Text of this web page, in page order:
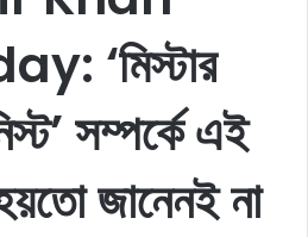
‘মিস্টার
সম্পর্কে এই
জানেনই না